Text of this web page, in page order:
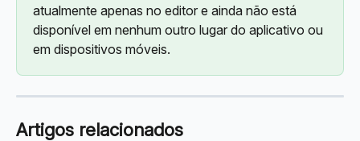
atualmente apenas no editor e ainda não está
disponível em nenhum outro lugar do aplicativo ou
em dispositivos móveis.
Artigos relacionados